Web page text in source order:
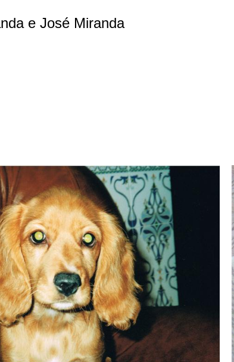
e José Miranda